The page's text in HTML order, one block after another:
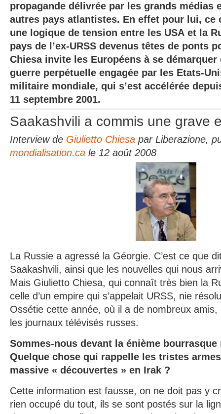
propagande délivrée par les grands médias
autres pays atlantistes. En effet pour lui, ce
une logique de tension entre les USA et la
pays de l’ex-URSS devenus têtes de ponts
Chiesa invite les Européens à se
guerre perpétuelle engagée par les Etats-
militaire mondiale, qui s’est accélérée
11 septembre 2001.
Saakashvili a commis une grave
Interview de Giulietto Chiesa par Liberazione,
mondialisation.ca le 12 août 2008
La Russie a agressé la Géorgie. C’est ce que
Saakashvili, ainsi que les nouvelles qui nous
Mais Giulietto Chiesa, qui connaît très bien la
celle d’un empire qui s’appelait URSS, nie
Ossétie cette année, où il a de nombreux
les journaux télévisés russes.
Sommes-nous devant la énième
Quelque chose qui rappelle les tristes
massive « découvertes » en Irak ?
Cette information est fausse, on ne doit pas y
rien occupé du tout, ils se sont postés sur la